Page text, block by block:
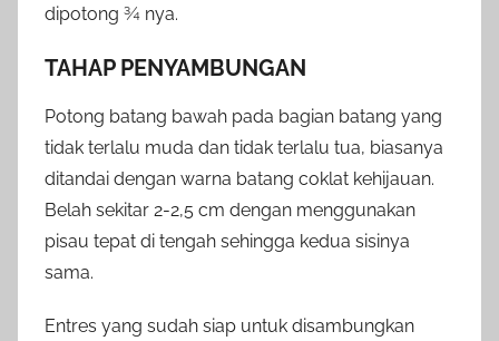
dipotong ¾ nya.
TAHAP PENYAMBUNGAN
Potong batang bawah pada bagian batang yang
tidak terlalu muda dan tidak terlalu tua, biasanya
ditandai dengan warna batang coklat kehijauan.
Belah sekitar 2-2,5 cm dengan menggunakan
pisau tepat di tengah sehingga kedua sisinya
sama.
Entres yang sudah siap untuk disambungkan